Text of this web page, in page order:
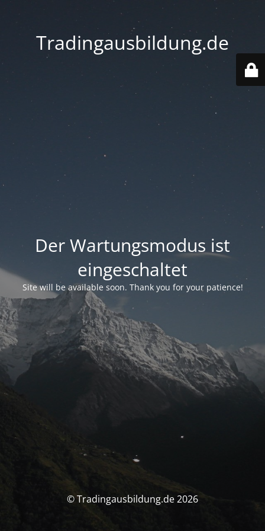
Tradingausbildung.de
Der Wartungsmodus ist
eingeschaltet
Site will be available soon. Thank you for your patience!
© Tradingausbildung.de 2026